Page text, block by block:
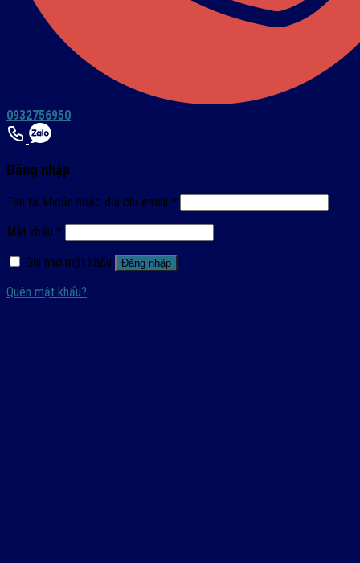
0932756950
Đăng nhập
Tên tài khoản hoặc địa chỉ email *
Mật khẩu *
Ghi nhớ mật khẩu
Đăng nhập
Quên mật khẩu?